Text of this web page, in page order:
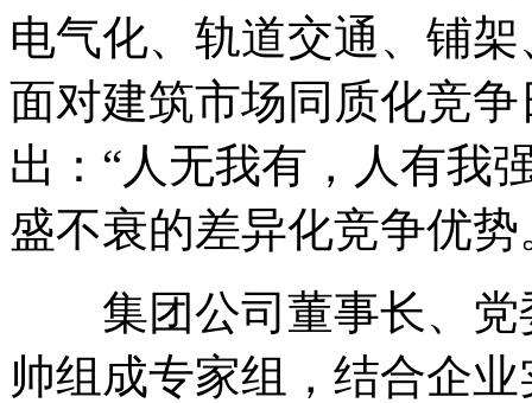
电气化、轨道交通、铺
面对建筑市场同质化竞
出：“人无我有，人有我
盛不衰的差异化竞争优势
集团公司董事长、党
帅组成专家组，结合企